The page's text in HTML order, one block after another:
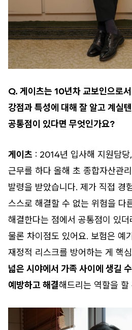
Q. 게이츠는 10년차 교보인으로
강점과 특성에 대해 잘 알고 계실
공통점이 있다면 무엇인가요?
게이츠 : 2014년 입사해 지원담
근무를 하다 올해 초 종합자산관
발령을 받았습니다. 제가 직접 경
스스로 해결할 수 없는 위험을 다
해결한다는 점에서 공통점이 있더
물론 차이점도 있어요. 보험은 예
재정적 리스크를 방어하는 게 핵
넓은 시야에서 가족 사이에 생길
예방하고 해결해드리는 역할을 할